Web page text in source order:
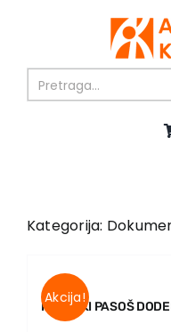
O nama
U pripremi
Akcija
Kategorija:
Akcija!
KONJSKI PASOŠ